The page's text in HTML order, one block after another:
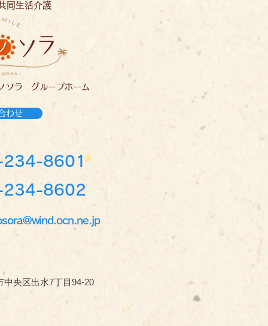
同生活介護
ソラ グループホーム
わせ
8601
8602
中央区出水7丁目94-20